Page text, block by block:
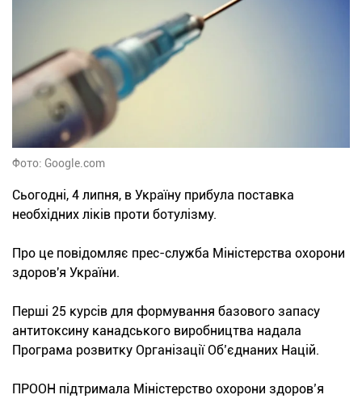
Фото: Google.com
Сьогодні, 4 липня, в Україну прибула поставка
необхідних ліків проти ботулізму.
Про це повідомляє прес-служба Міністерства охорони
здоров'я України.
Перші 25 курсів для формування базового запасу
антитоксину канадського виробництва надала
Програма розвитку Організації Об’єднаних Націй.
ПРООН підтримала Міністерство охорони здоров’я